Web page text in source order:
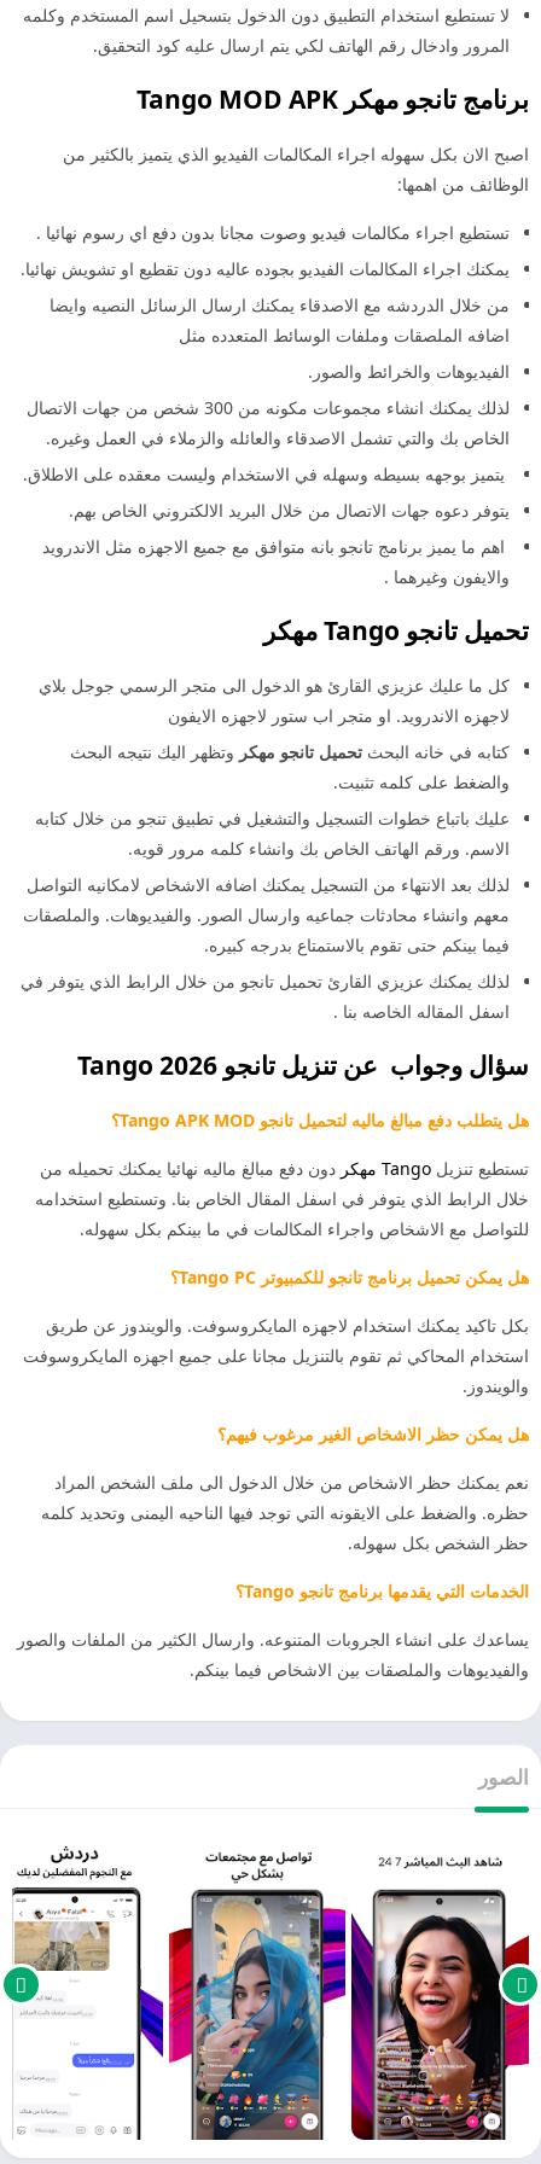
لا تستطيع استخدام التطبيق دون الدخول بتسحيل اسم المستخدم وكلمه
المرور وادخال رقم الهاتف لكي يتم ارسال عليه كود التحقيق.
برنامج تانجو مهكر Tango MOD APK
اصبح الان بكل سهوله اجراء المكالمات الفيديو الذي يتميز بالكثير من
الوظائف من اهمها:
تستطيع اجراء مكالمات فيديو وصوت مجانا بدون دفع اي رسوم نهائيا .
يمكنك اجراء المكالمات الفيديو بجوده عاليه دون تقطيع او تشويش نهائيا.
من خلال الدردشه مع الاصدقاء يمكنك ارسال الرسائل النصيه وايضا
اضافه الملصقات وملفات الوسائط المتعدده مثل
الفيديوهات والخرائط والصور.
لذلك يمكنك انشاء مجموعات مكونه من 300 شخص من جهات الاتصال
الخاص بك والتي تشمل الاصدقاء والعائله والزملاء في العمل وغيره.
يتميز بوجهه بسيطه وسهله في الاستخدام وليست معقده على الاطلاق.
يتوفر دعوه جهات الاتصال من خلال البريد الالكتروني الخاص بهم.
اهم ما يميز برنامج تانجو بانه متوافق مع جميع الاجهزه مثل الاندرويد
والايفون وغيرهما .
تحميل تانجو Tango مهكر
كل ما عليك عزيزي القارئ هو الدخول الى متجر الرسمي جوجل بلاي
لاجهزه الاندرويد. او متجر اب ستور لاجهزه الايفون
كتابه في خانه البحث تحميل تانجو مهكر وتظهر اليك نتيجه البحث
والضغط على كلمه تثبيت.
عليك باتباع خطوات التسجيل والتشغيل في تطبيق تنجو من خلال كتابه
الاسم. ورقم الهاتف الخاص بك وانشاء كلمه مرور قويه.
لذلك بعد الانتهاء من التسجيل يمكنك اضافه الاشخاص لامكانيه التواصل
معهم وانشاء محادثات جماعيه وارسال الصور. والفيديوهات. والملصقات
فيما بينكم حتى تقوم بالاستمتاع بدرجه كبيره.
لذلك يمكنك عزيزي القارئ تحميل تانجو من خلال الرابط الذي يتوفر في
اسفل المقاله الخاصه بنا .
سؤال وجواب عن تنزيل تانجو 2026 Tango
هل يتطلب دفع مبالغ ماليه لتحميل تانجو Tango APK MOD؟
تستطيع تنزيل Tango مهكر
دون دفع مبالغ ماليه نهائيا يمكنك تحميله من
خلال الرابط الذي يتوفر في اسفل المقال الخاص بنا. وتستطيع استخدامه
للتواصل مع الاشخاص واجراء المكالمات في ما بينكم بكل سهوله.
هل يمكن تحميل برنامج تانجو للكمبيوتر Tango PC؟
بكل تاكيد يمكنك استخدام لاجهزه المايكروسوفت. والويندوز عن طريق
استخدام المحاكي ثم تقوم بالتنزيل مجانا على جميع اجهزه المايكروسوفت
والويندوز.
هل يمكن حظر الاشخاص الغير مرغوب فيهم؟
نعم يمكنك حظر الاشخاص من خلال الدخول الى ملف الشخص المراد
حظره. والضغط على الايقونه التي توجد فيها الناحيه اليمنى وتحديد كلمه
حظر الشخص بكل سهوله.
الخدمات التي يقدمها برنامج تانجو Tango؟
يساعدك على انشاء الجروبات المتنوعه. وارسال الكثير من الملفات والصور
والفيديوهات والملصقات بين الاشخاص فيما بينكم.
الصور